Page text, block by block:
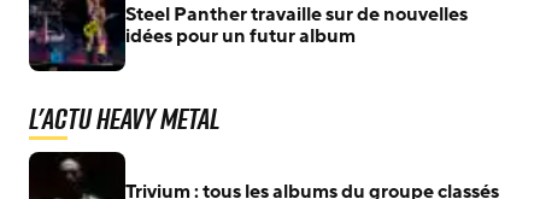
Steel Panther travaille sur de nouvelles
idées pour un futur album
L'actu Heavy Metal
Trivium : tous les albums du groupe classés